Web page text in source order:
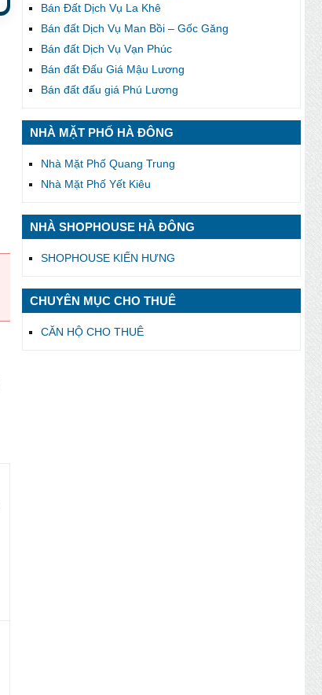
Bán Đất Dịch Vụ La Khê
Bán đất Dịch Vụ Man Bồi – Gốc Găng
Bán đất Dịch Vụ Vạn Phúc
Bán đất Đấu Giá Mậu Lương
Bán đất đấu giá Phú Lương
NHÀ MẶT PHỐ HÀ ĐÔNG
Nhà Mặt Phố Quang Trung
Nhà Mặt Phố Yết Kiêu
NHÀ SHOPHOUSE HÀ ĐÔNG
SHOPHOUSE KIẾN HƯNG
CHUYÊN MỤC CHO THUÊ
CĂN HỘ CHO THUÊ